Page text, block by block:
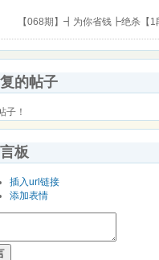
【068期】┫为你省钱┣绝杀【
的帖子
子！
板
插入url链接
添加表情